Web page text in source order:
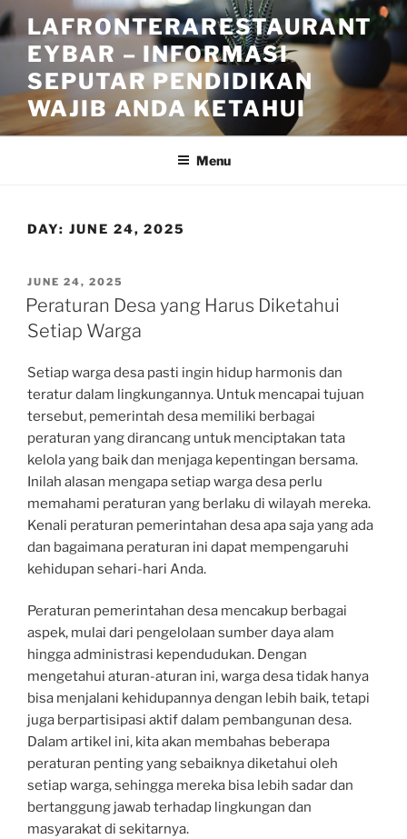
Skip
to
content
LAFRONTERARESTAURANT
EYBAR – INFORMASI
SEPUTAR PENDIDIKAN
WAJIB ANDA KETAHUI
Menu
DAY: JUNE 24, 2025
POSTED
ON
JUNE 24, 2025
Peraturan Desa yang Harus Diketahui
Setiap Warga
Setiap warga desa pasti ingin hidup harmonis dan
teratur dalam lingkungannya. Untuk mencapai tujuan
tersebut, pemerintah desa memiliki berbagai
peraturan yang dirancang untuk menciptakan tata
kelola yang baik dan menjaga kepentingan bersama.
Inilah alasan mengapa setiap warga desa perlu
memahami peraturan yang berlaku di wilayah mereka.
Kenali peraturan pemerintahan desa apa saja yang ada
dan bagaimana peraturan ini dapat mempengaruhi
kehidupan sehari-hari Anda.
Peraturan pemerintahan desa mencakup berbagai
aspek, mulai dari pengelolaan sumber daya alam
hingga administrasi kependudukan. Dengan
mengetahui aturan-aturan ini, warga desa tidak hanya
bisa menjalani kehidupannya dengan lebih baik, tetapi
juga berpartisipasi aktif dalam pembangunan desa.
Dalam artikel ini, kita akan membahas beberapa
peraturan penting yang sebaiknya diketahui oleh
setiap warga, sehingga mereka bisa lebih sadar dan
bertanggung jawab terhadap lingkungan dan
masyarakat di sekitarnya.